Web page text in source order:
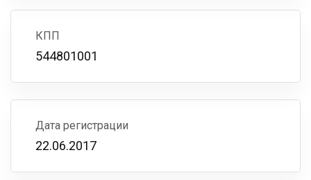
КПП
544801001
Дата регистрации
22.06.2017